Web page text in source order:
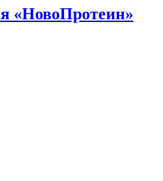
«НовоПротеин»